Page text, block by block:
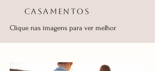
CASAMENTOS
Clique nas imagens para ver melhor